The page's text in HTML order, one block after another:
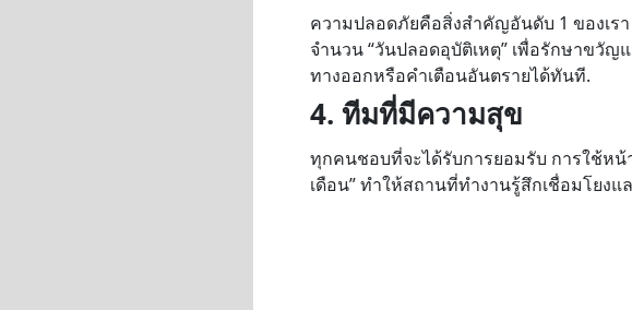
ความปลอดภัยคือสิ่งสำคัญอันดับ 1 ของเร
จำนวน “วันปลอดอุบัติเหตุ” เพื่อรักษาขวั
ทางออกหรือคำเตือนอันตรายได้ทันที.
4. ทีมที่มีความสุข
ทุกคนชอบที่จะได้รับการยอมรับ การใช้หน้
เดือน” ทำให้สถานที่ทำงานรู้สึกเชื่อมโยง